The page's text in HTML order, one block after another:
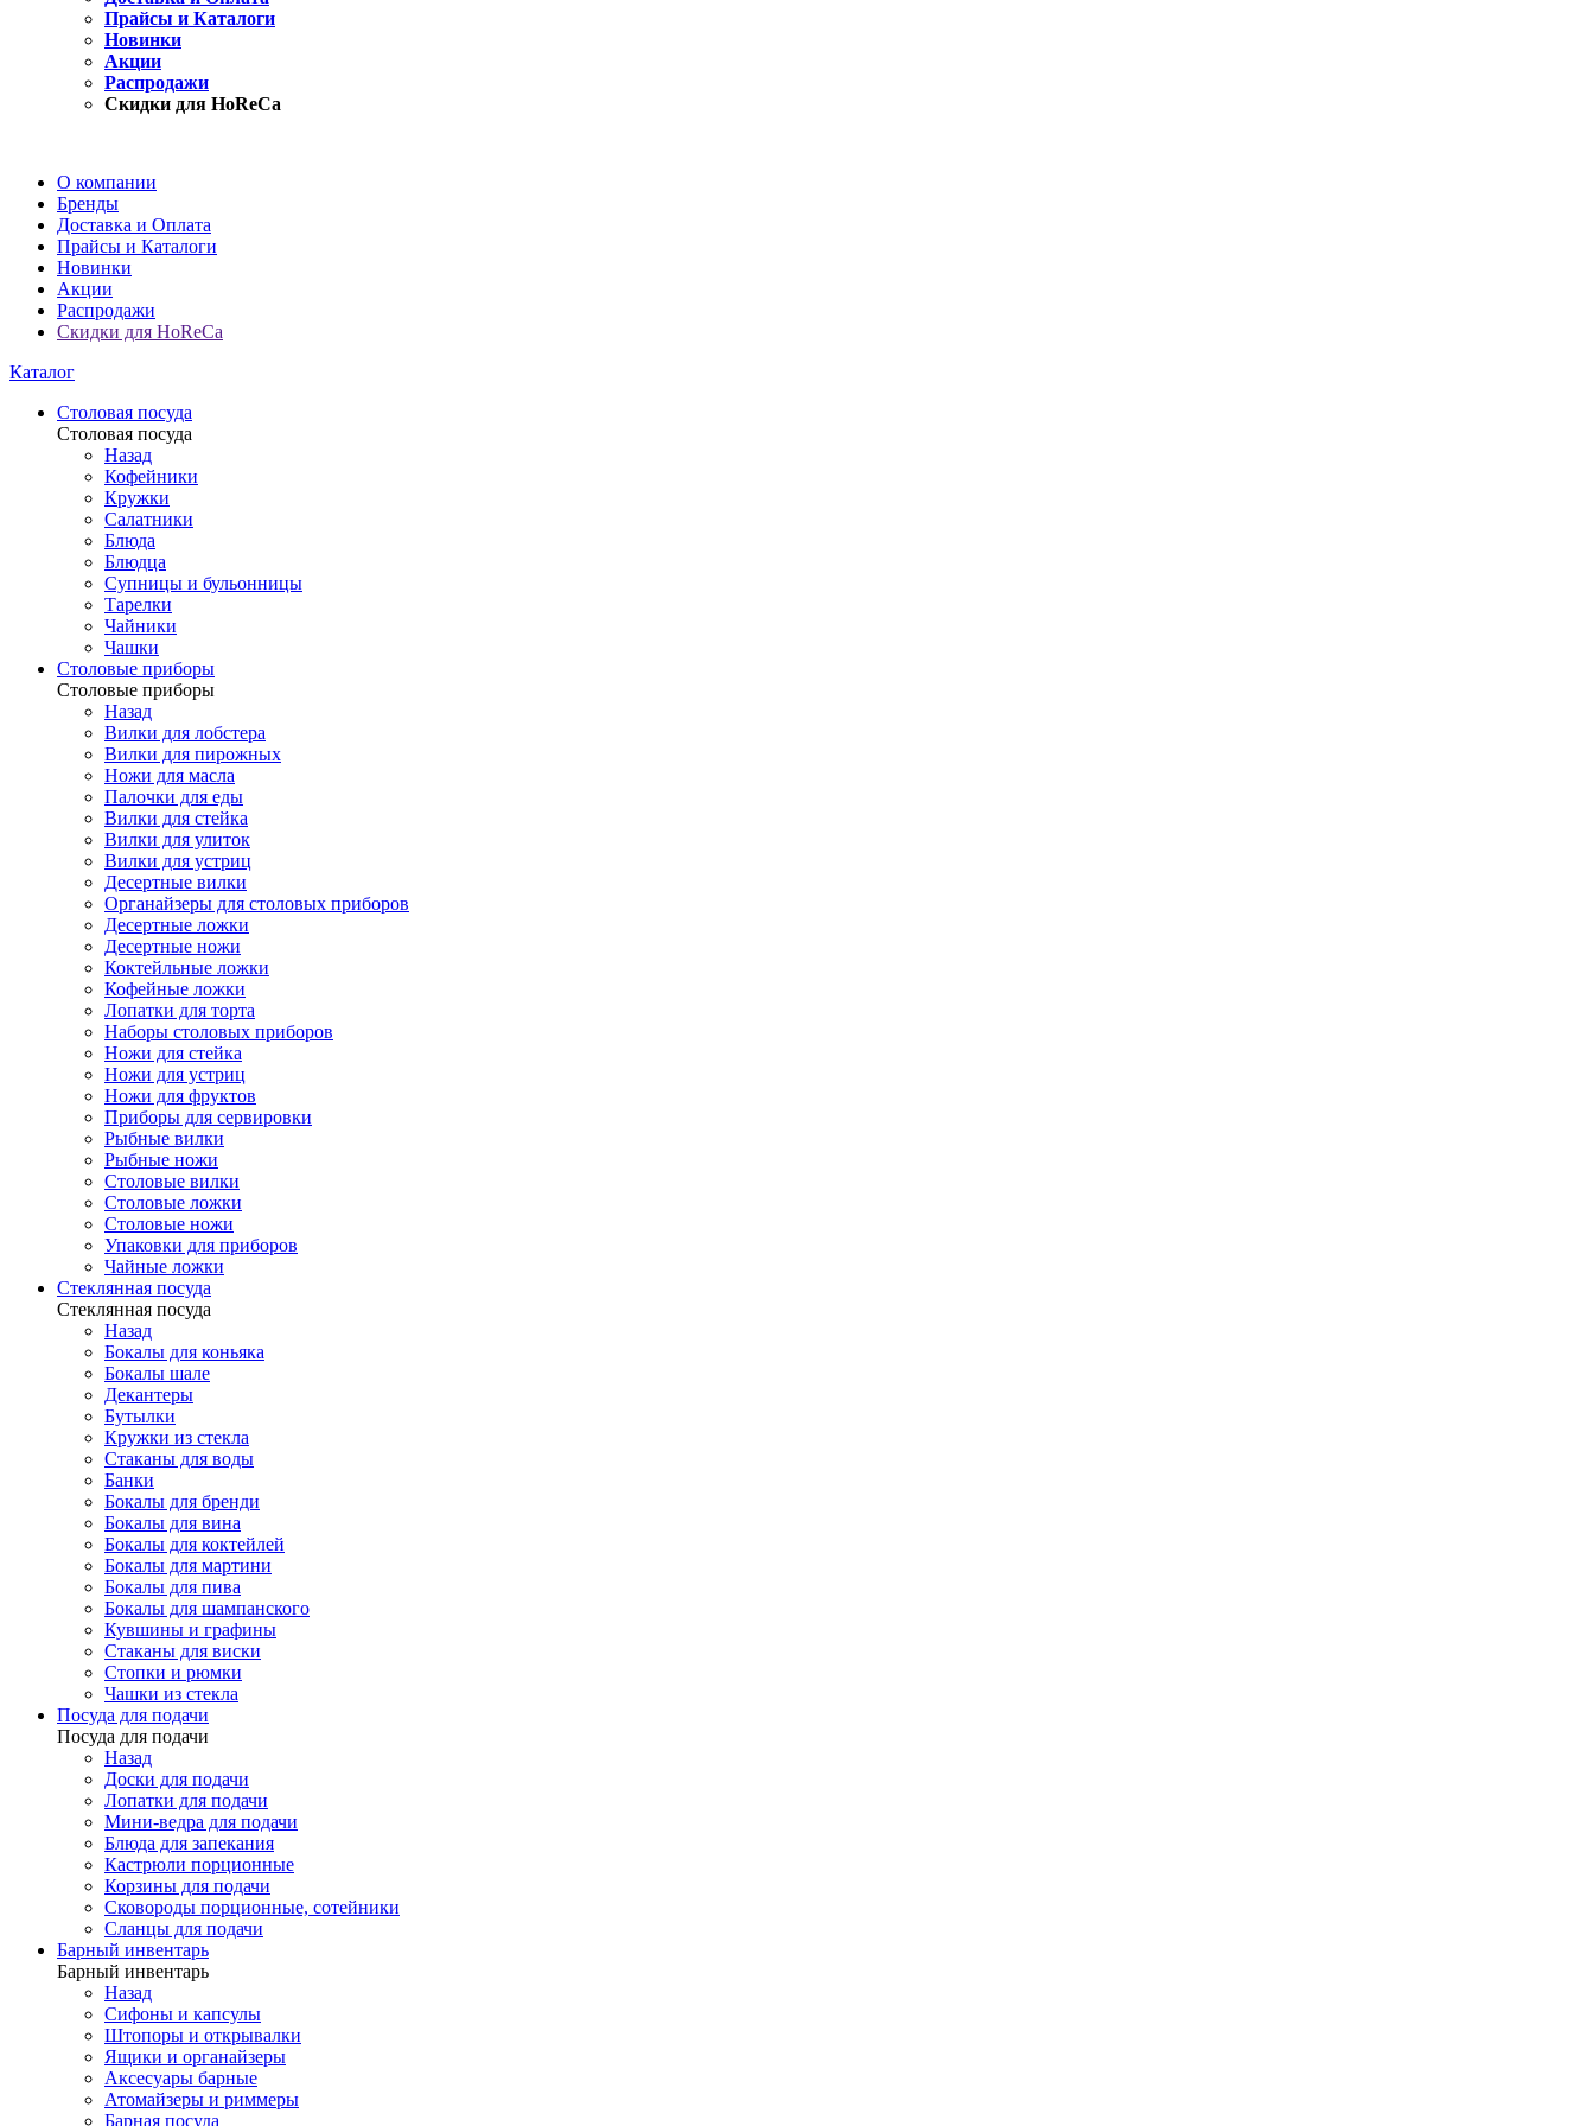
Прайсы и Каталоги
Новинки
Акции
Распродажи
Скидки для HoReCa
О компании
Бренды
Доставка и Оплата
Прайсы и Каталоги
Новинки
Акции
Распродажи
Скидки для HoReCa
Каталог
Столовая посуда
Столовая посуда
Назад
Кофейники
Кружки
Салатники
Блюда
Блюдца
Супницы и бульонницы
Тарелки
Чайники
Чашки
Cтоловые приборы
Cтоловые приборы
Назад
Вилки для лобстера
Вилки для пирожных
Ножи для масла
Палочки для еды
Вилки для стейка
Вилки для улиток
Вилки для устриц
Десертные вилки
Органайзеры для столовых приборов
Десертные ложки
Десертные ножи
Коктейльные ложки
Кофейные ложки
Лопатки для торта
Наборы столовых приборов
Ножи для стейка
Ножи для устриц
Ножи для фруктов
Приборы для сервировки
Рыбные вилки
Рыбные ножи
Столовые вилки
Столовые ложки
Столовые ножи
Упаковки для приборов
Чайные ложки
Стеклянная посуда
Стеклянная посуда
Назад
Бокалы для коньяка
Бокалы шале
Декантеры
Бутылки
Кружки из стекла
Стаканы для воды
Банки
Бокалы для бренди
Бокалы для вина
Бокалы для коктейлей
Бокалы для мартини
Бокалы для пива
Бокалы для шампанского
Кувшины и графины
Стаканы для виски
Стопки и рюмки
Чашки из стекла
Посуда для подачи
Посуда для подачи
Назад
Доски для подачи
Лопатки для подачи
Мини-ведра для подачи
Блюда для запекания
Кастрюли порционные
Корзины для подачи
Сковороды порционные, сотейники
Сланцы для подачи
Барный инвентарь
Барный инвентарь
Назад
Сифоны и капсулы
Штопоры и открывалки
Ящики и органайзеры
Аксесуары барные
Атомайзеры и риммеры
Барная посуда